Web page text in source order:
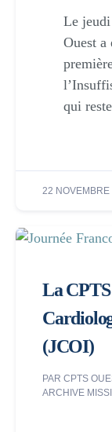
Le
Ouest a
qui
22
La CPTS
(JCOI)
PAR CPTS
ARCHIVE